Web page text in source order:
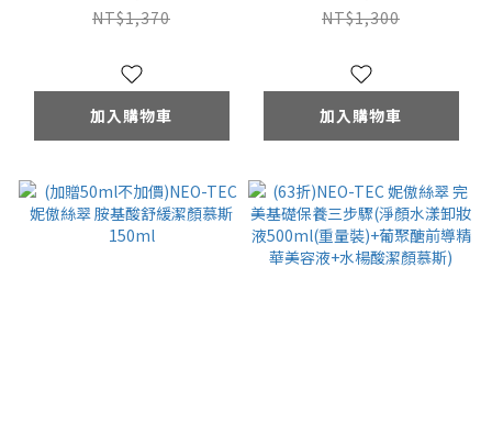
顏慕斯150ml+甘草酸
NT$1,370
加入購物車
潔顏慕斯150ml
NT$1,300
加入購物車